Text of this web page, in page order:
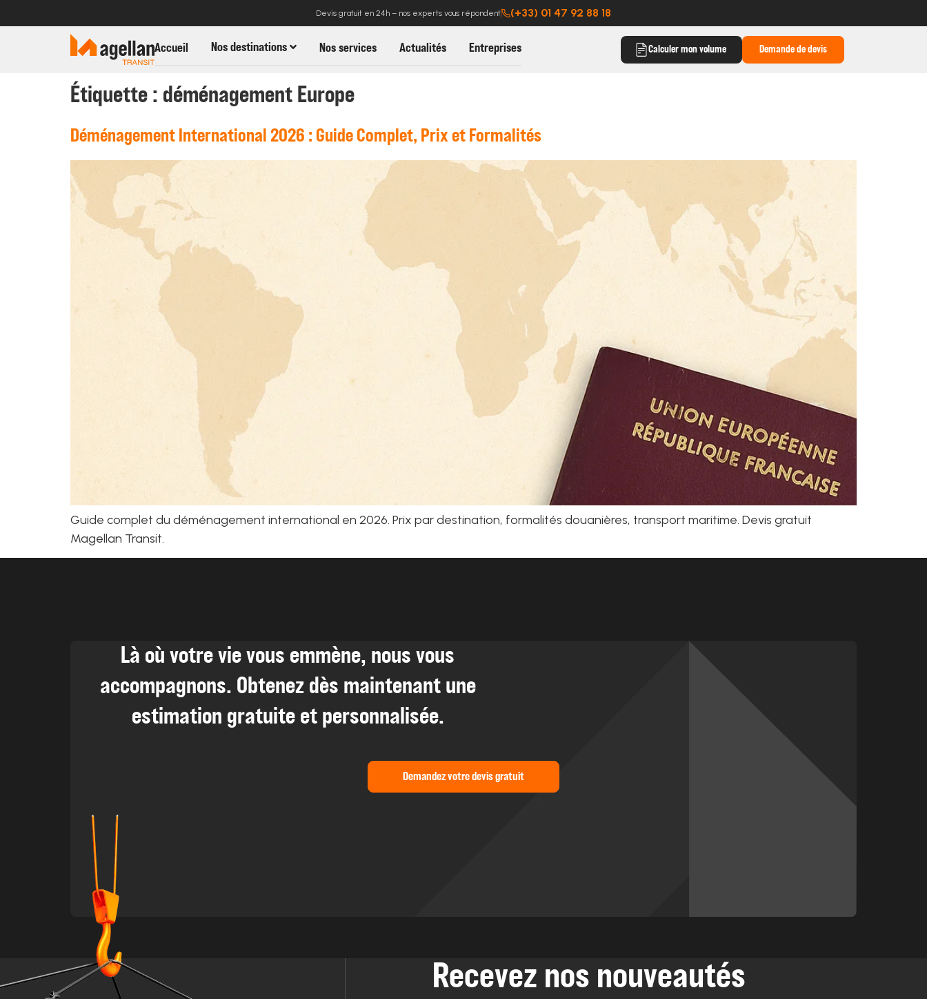
Devis gratuit en 24h – nos experts vous répondent (+33) 01 47 92 88 18
Accueil Nos destinations Nos services Actualités Entreprises Calculer mon volume Demande de devis
Étiquette : déménagement Europe
Déménagement International 2026 : Guide Complet, Prix et Formalités
Guide complet du déménagement international en 2026. Prix par destination, formalités douanières, transport maritime. Devis gratuit
Magellan Transit.
Là où votre vie vous emmène, nous vous
accompagnons. Obtenez dès maintenant une
estimation gratuite et personnalisée.
Demandez votre devis gratuit
Recevez nos nouveautés